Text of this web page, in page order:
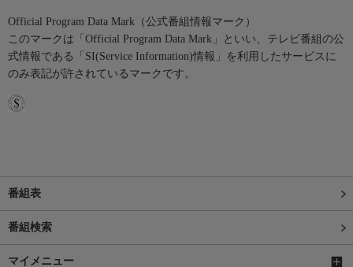
Official Program Data Mark（公式番組情報マーク）
このマークは「Official Program Data Mark」といい、テレビ番組の公
式情報である「SI(Service Information)情報」を利用したサービスに
のみ表記が許されているマークです。
番組表
番組検索
マイメニュー